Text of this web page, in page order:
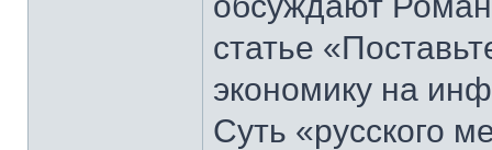
статье
экономику на
Суть «русского